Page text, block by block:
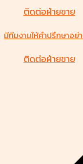
ติดต่อฝ่ายขาย
มีทีมงานให้คำปรึกษาอ
ติดต่อฝ่ายขาย